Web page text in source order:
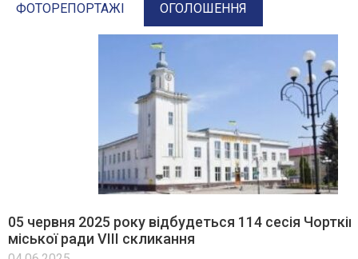
ФОТОРЕПОРТАЖІ ОГОЛОШЕННЯ
05 червня 2025 року відбудеться 114 сесія
міської ради VІІІ скликання